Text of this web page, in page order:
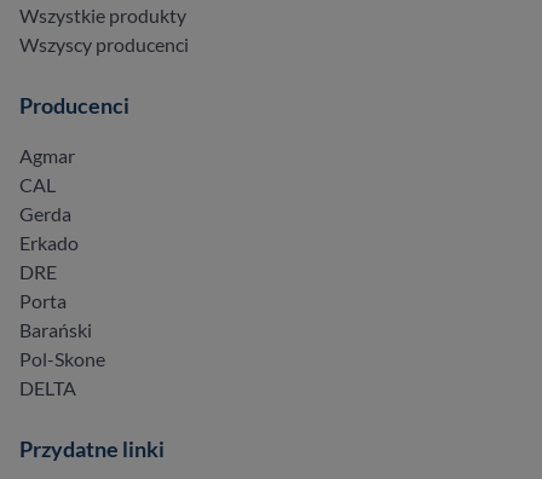
Wszystkie produkty
Wszyscy producenci
Producenci
Agmar
CAL
Gerda
Erkado
DRE
Porta
Barański
Pol-Skone
DELTA
Przydatne linki